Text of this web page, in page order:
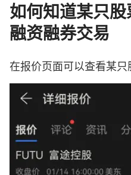
如何知道某只
融资融券交易
在报价页面可以查看某只